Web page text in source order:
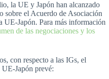
la UE y Japón han alcanzado
sobre el Acuerdo de Asociación
UE-Japón. Para más información
de las negociaciones y los
con respecto a las IGs, el
Japón prevé: